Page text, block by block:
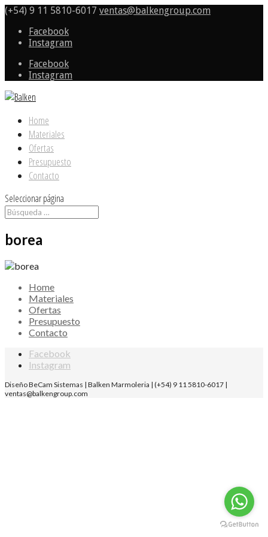
(+54) 9 11 5810-6017 ventas@balkengroup.com
Facebook
Instagram
Facebook
Instagram
Home
Materiales
Ofertas
Presupuesto
Contacto
Seleccionar página
borea
Home
Materiales
Ofertas
Presupuesto
Contacto
Facebook
Instagram
Diseño BeCam Sistemas | Balken Marmoleria | (+54) 9 11 5810-6017 |
ventas@balkengroup.com